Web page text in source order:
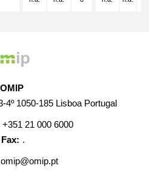
OMIP
4º 1050-185 Lisboa Portugal
+351 21 000 6000
Fax: .
omip@omip.pt